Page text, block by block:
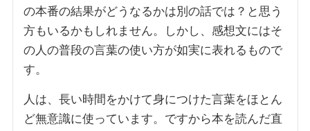
の本番の結果がどうなるかは別の話では？と思う
方もいるかもしれません。しかし、感想文にはそ
の人の普段の言葉の使い方が如実に表れるもので
す。
人は、長い時間をかけて身につけた言葉をほとん
ど無意識に使っています。ですから本を読んだ直